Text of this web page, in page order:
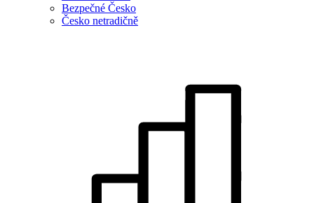
Bezpečné Česko
Česko netradičně